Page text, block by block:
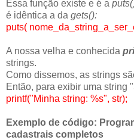
Essa função existe e é a
é idêntica a da gets():
puts(
A nossa velha e conhecida
strings.
Como dissemos, as strings
Então, para exibir uma string
printf("Minha string: %s", str);
Exemplo de código:
cadastrais completos